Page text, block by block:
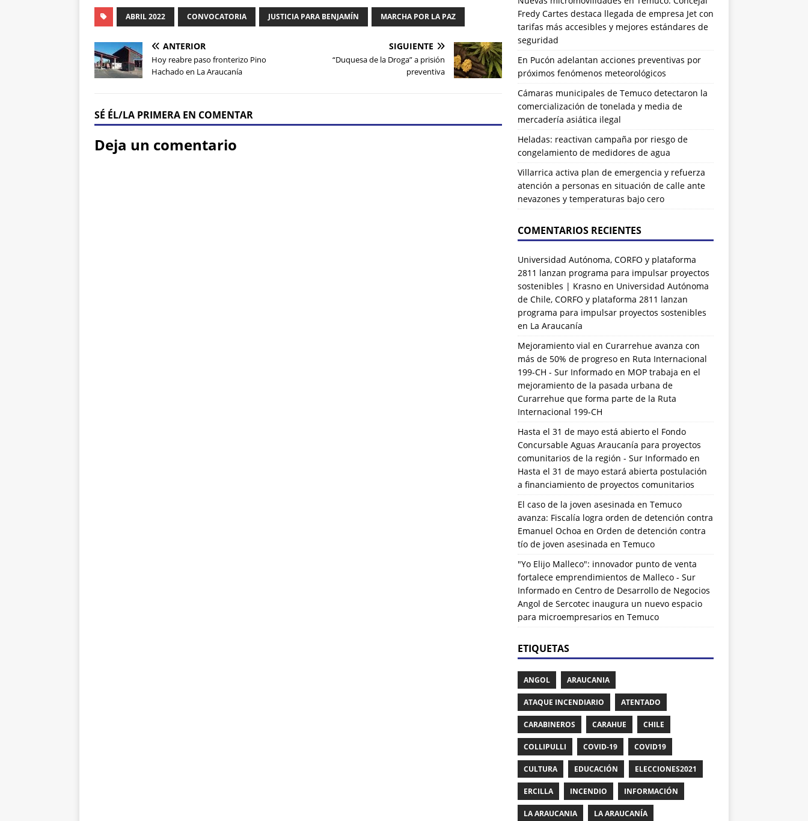
ABRIL 2022 CONVOCATORIA JUSTICIA PARA BENJAMÍN MARCHA POR LA PAZ
ANTERIOR
Hoy reabre paso fronterizo Pino
Hachado en La Araucanía
SIGUIENTE
“Duquesa de la Droga” a prisión
preventiva
SÉ ÉL/LA PRIMERA EN COMENTAR
Deja un comentario
Fredy Cartes destaca llegada de empresa Jet con
tarifas más accesibles y mejores estándares de
seguridad
En Pucón adelantan acciones preventivas por
próximos fenómenos meteorológicos
Cámaras municipales de Temuco detectaron la
comercialización de tonelada y media de
mercadería asiática ilegal
Heladas: reactivan campaña por riesgo de
congelamiento de medidores de agua
Villarrica activa plan de emergencia y refuerza
atención a personas en situación de calle ante
nevazones y temperaturas bajo cero
COMENTARIOS RECIENTES
Universidad Autónoma, CORFO y plataforma
2811 lanzan programa para impulsar proyectos
sostenibles | Krasnoen Universidad Autónoma
de Chile, CORFO y plataforma 2811 lanzan
programa para impulsar proyectos sostenibles
en La Araucanía
Mejoramiento vial en Curarrehue avanza con
más de 50% de progreso en Ruta Internacional
199-CH - Sur Informadoen MOP trabaja en el
mejoramiento de la pasada urbana de
Curarrehue que forma parte de la Ruta
Internacional 199-CH
Hasta el 31 de mayo está abierto el Fondo
Concursable Aguas Araucanía para proyectos
comunitarios de la región - Sur Informadoen
Hasta el 31 de mayo estará abierta postulación
a financiamiento de proyectos comunitarios
El caso de la joven asesinada en Temuco
avanza: Fiscalía logra orden de detención contra
Emanuel Ochoa en Orden de detención contra
tío de joven asesinada en Temuco
"Yo Elijo Malleco": innovador punto de venta
fortalece emprendimientos de Malleco - Sur
Informadoen Centro de Desarrollo de Negocios
Angol de Sercotec inaugura un nuevo espacio
para microempresarios en Temuco
ETIQUETAS
ANGOL ARAUCANIA
ATAQUE INCENDIARIO ATENTADO
CARABINEROS CARAHUE CHILE
COLLIPULLI COVID-19 COVID19
CULTURA EDUCACIÓN ELECCIONES2021
ERCILLA INCENDIO INFORMACIÓN
LA ARAUCANIA LA ARAUCANÍA